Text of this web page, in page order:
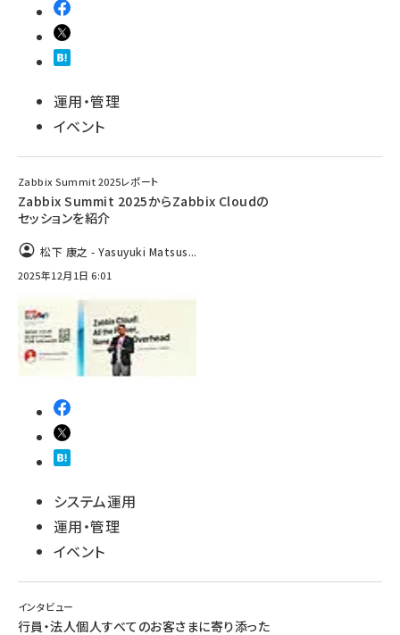
運用・管理
イベント
Zabbix Summit 2025レポート
Zabbix Summit 2025からZabbix Cloudの
セッションを紹介
松下 康之 - Yasuyuki Matsus...
2025年12月1日 6:01
システム運用
運用・管理
イベント
インタビュー
行員・法人個人すべてのお客さまに寄り添った